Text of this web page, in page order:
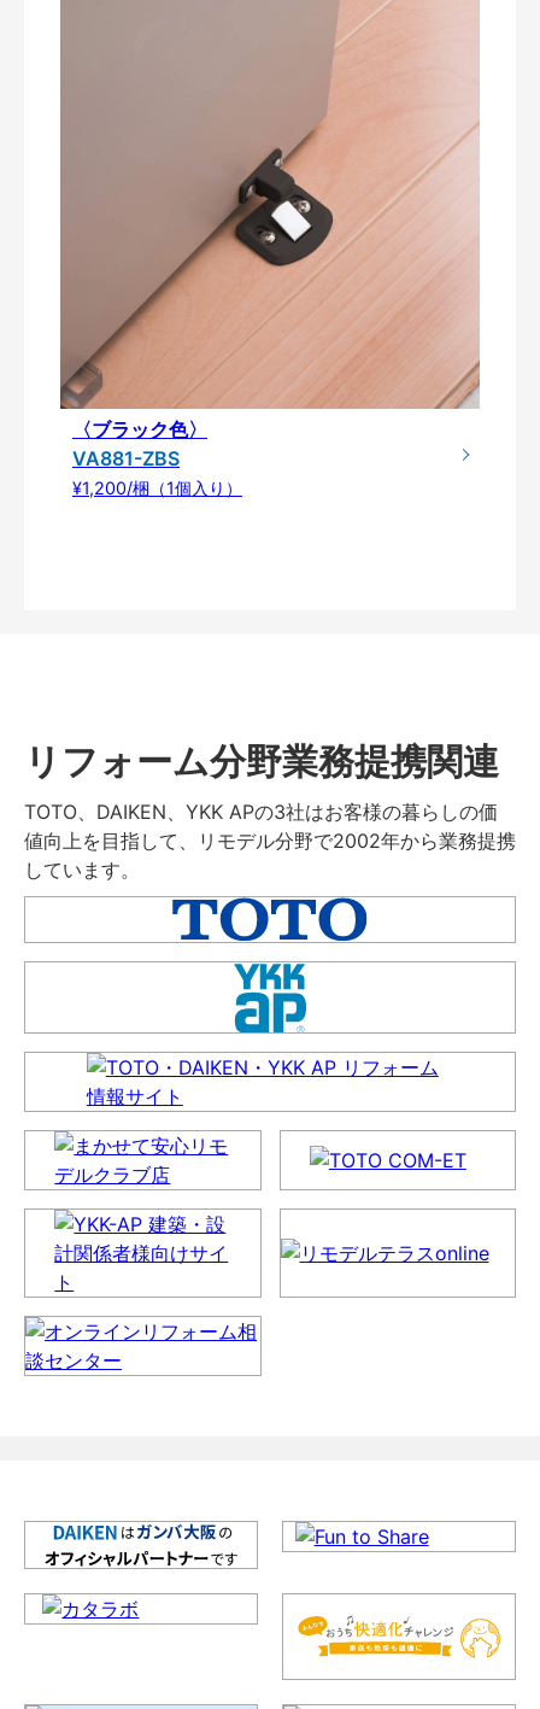
〈ブラック色〉
VA881-ZBS
¥1,200/梱（1個入り）
リフォーム分野業務提携関連
TOTO、DAIKEN、YKK APの3社はお客様の暮らしの価
値向上を目指して、リモデル分野で2002年から業務提携
しています。